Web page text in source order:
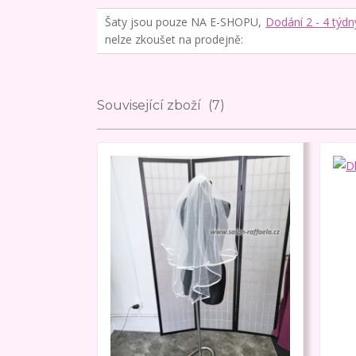
Šaty jsou pouze NA E-SHOPU,
nelze zkoušet na prodejně
Dodání 2 - 4
Související zboží 7